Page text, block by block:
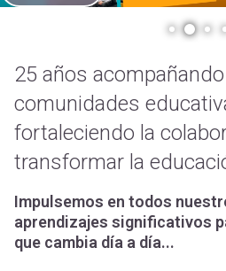
25 años
comunidades
fortaleciendo la
transformar la
Impulsemos en todos
aprendizajes significativos
que cambia día a día...